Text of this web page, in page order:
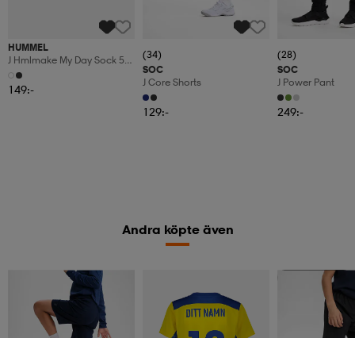
HUMMEL
J Hmlmake My Day Sock 5-
Pack
149:-
(34)
SOC
J Core Shorts
129:-
(28)
SOC
J Power Pant
249:-
Andra köpte även
Kampanj -25%